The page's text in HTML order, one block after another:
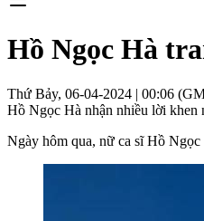
Hồ Ngọc Hà
Thứ Bảy, 06-04-2024 | 00:06
Hồ Ngọc Hà nhận nhiều lời khen
Ngày hôm qua, nữ ca sĩ Hồ